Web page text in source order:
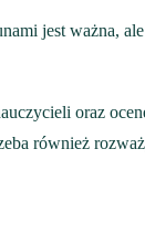
jest ważna,
oraz
również